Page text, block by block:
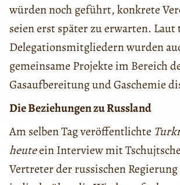
würden noch geführt, konkrete
seien erst später zu erwarten.
Delegationsmitgliedern wurden
gemeinsame Projekte im Bereich
Gasaufbereitung und Gaschemie
Die Beziehungen zu Russland
Am selben Tag veröffentlichte
heuteein Interview mit
Vertreter der russischen